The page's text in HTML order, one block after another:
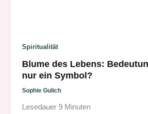
Spiritualität
Blume des Lebens:
nur ein Symbol?
Sophie Gulich
Lesedauer 9 Minuten